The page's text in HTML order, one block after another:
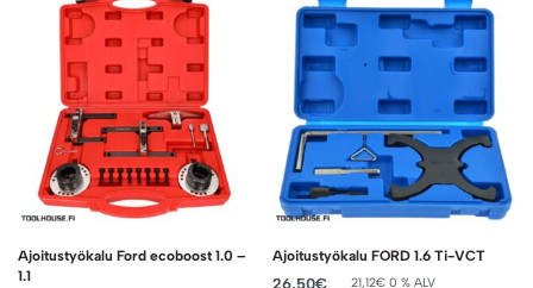
Ajoitustyökalu Ford ecoboost 1.0 –
1.1
Ajoitustyökalu FORD 1.6 Ti-VCT
26,50€ 21,12€ 0 % ALV